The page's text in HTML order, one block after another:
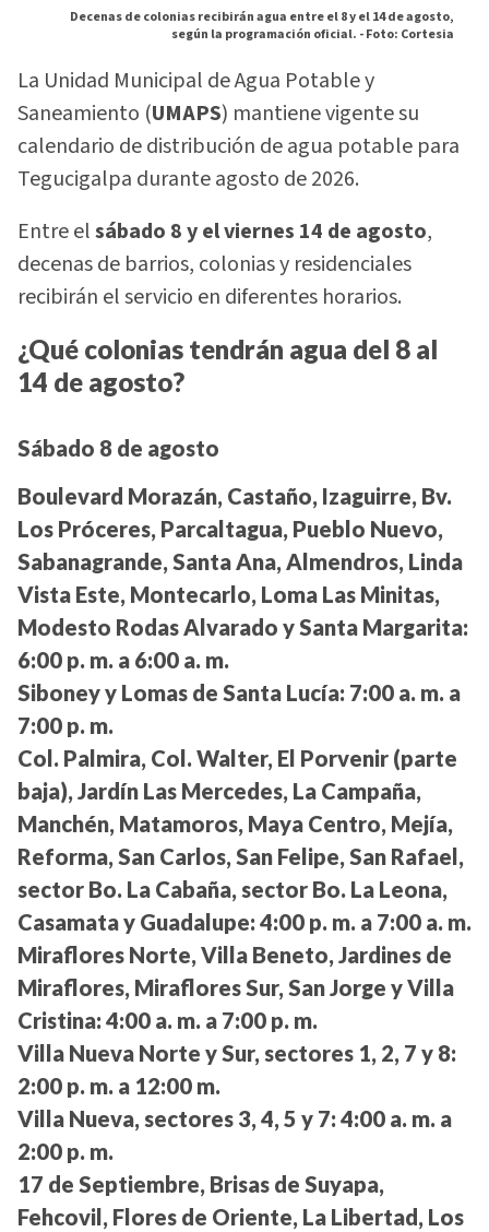
Decenas de colonias recibirán agua entre el 8 y el 14 de agosto,
según la programación oficial. -Foto: Cortesia
La Unidad Municipal de Agua Potable y
Saneamiento (UMAPS) mantiene vigente su
calendario de distribución de agua potable para
Tegucigalpa durante agosto de 2026.
Entre elsábado 8 y el viernes 14 de agosto,
decenas de barrios, colonias y residenciales
recibirán el servicio en diferentes horarios.
¿Qué colonias tendrán agua del 8 al
14 de agosto?
Sábado 8 de agosto
Boulevard Morazán, Castaño, Izaguirre, Bv.
Los Próceres, Parcaltagua, Pueblo Nuevo,
Sabanagrande, Santa Ana, Almendros, Linda
Vista Este, Montecarlo, Loma Las Minitas,
Modesto Rodas Alvarado y Santa Margarita:
6:00 p. m. a 6:00 a. m.
Siboney y Lomas de Santa Lucía: 7:00 a. m. a
7:00 p. m.
Col. Palmira, Col. Walter, El Porvenir (parte
baja), Jardín Las Mercedes, La Campaña,
Manchén, Matamoros, Maya Centro, Mejía,
Reforma, San Carlos, San Felipe, San Rafael,
sector Bo. La Cabaña, sector Bo. La Leona,
Casamata y Guadalupe: 4:00 p. m. a 7:00 a. m.
Miraflores Norte, Villa Beneto, Jardines de
Miraflores, Miraflores Sur, San Jorge y Villa
Cristina: 4:00 a. m. a 7:00 p. m.
Villa Nueva Norte y Sur, sectores 1, 2, 7 y 8:
2:00 p. m. a 12:00 m.
Villa Nueva, sectores 3, 4, 5 y 7: 4:00 a. m. a
2:00 p. m.
17 de Septiembre, Brisas de Suyapa,
Fehcovil, Flores de Oriente, La Libertad, Los